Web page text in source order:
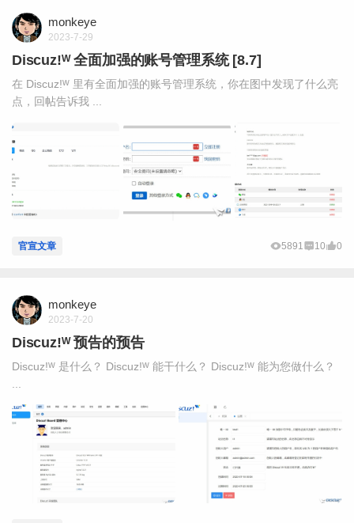
monkeye
2023-7-29
Discuz!ᵂ 全面加强的账号管理系统 [8.7]
在 Discuz!ᵂ 里有全面加强的账号管理系统，你在图中发现了什么亮
点，回帖告诉我 ...
官宣文章 5891 10 0
monkeye
2023-7-20
Discuz!ᵂ 预告的预告
Discuz!ᵂ 是什么？ Discuz!ᵂ 能干什么？ Discuz!ᵂ 能为您做什么？
...